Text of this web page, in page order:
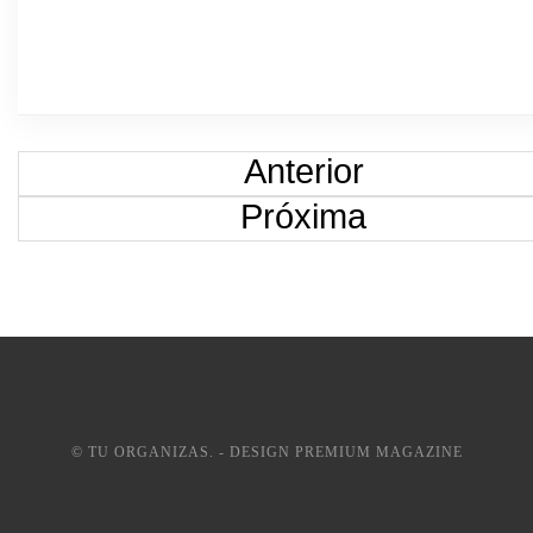
Anterior
Próxima
© TU ORGANIZAS. - DESIGN PREMIUM MAGAZINE